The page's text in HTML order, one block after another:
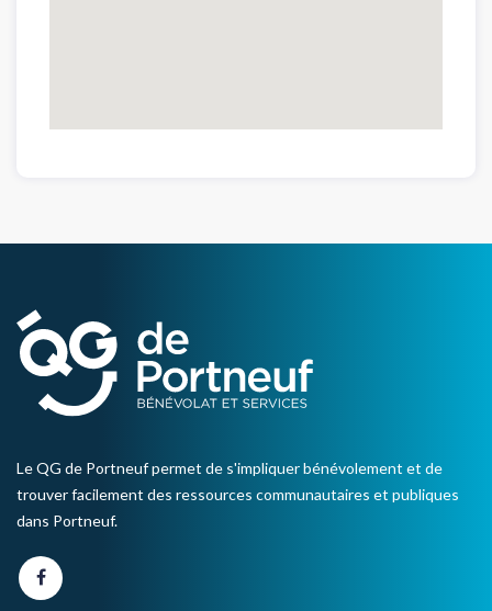
Le QG de Portneuf permet de s'impliquer bénévolement et de
trouver facilement des ressources communautaires et publiques
dans Portneuf.